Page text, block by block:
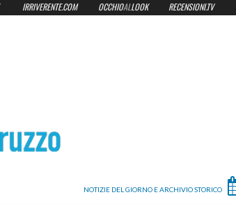
IRRIVERENTE.COM OCCHIOALLOOK RECENSIONI.TV